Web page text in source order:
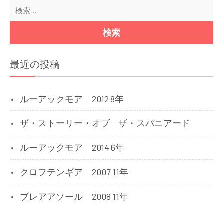
ョ
ン
最近の投稿
ルーアックモア 2012 8年
ザ・ストーリー・オブ ザ・スパニアード
ルーアックモア 2014 6年
クロフテンギア 2007 11年
ブレアアソール 2008 11年